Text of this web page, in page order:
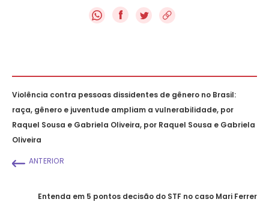
f
Violência contra pessoas dissidentes de gênero no Brasil:
raça, gênero e juventude ampliam a vulnerabilidade, por
Raquel Sousa e Gabriela Oliveira, por Raquel Sousa e Gabriela
Oliveira
ANTERIOR
Entenda em 5 pontos decisão do STF no caso Mari Ferrer